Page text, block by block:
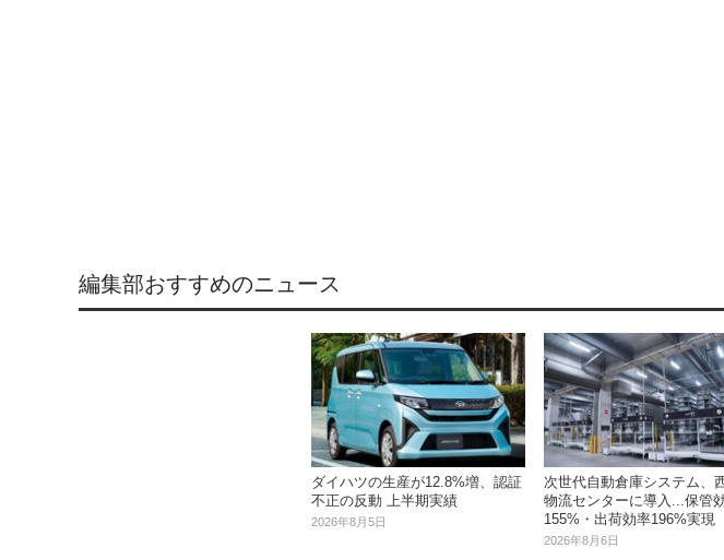
編集部おすすめのニュース
ダイハツの生産が12.8%増、認証
不正の反動 上半期実績
2026年8月5日
次世代自動倉庫システム、
物流センターに導入...保管
155%・出荷効率196%実現
2026年8月6日